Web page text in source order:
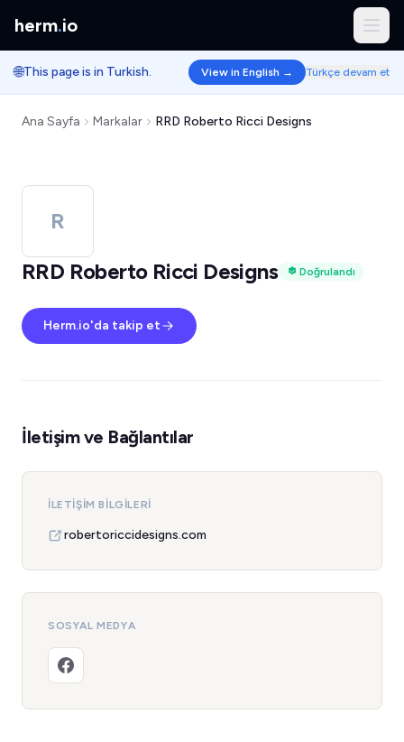
herm.io
🌐This page is in Turkish. View in English → Türkçe devam et
Ana Sayfa Markalar RRD Roberto Ricci Designs
R
RRD Roberto Ricci Designs
Doğrulandı
Herm.io'da takip et
İletişim ve Bağlantılar
İLETIŞIM BILGILERI
robertoriccidesigns.com
SOSYAL MEDYA